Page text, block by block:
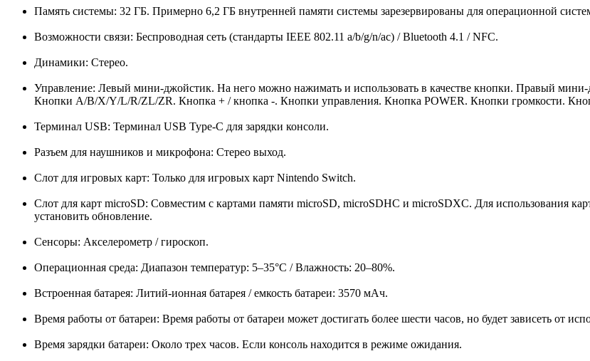
Память системы: 32 ГБ. Примерно 6,2 ГБ внутренней памяти системы зарезервированы для операционной
Возможности связи: Беспроводная сеть (стандарты IEEE 802.11 a/b/g/n/ac) / Bluetooth 4.1 / NFC.
Динамики: Стерео.
Управление: Левый мини-джойстик. На него можно нажимать и использовать в качестве кнопки. Правый
Кнопки A/B/X/Y/L/R/ZL/ZR. Кнопка + / кнопка -. Кнопки управления. Кнопка POWER. Кнопки громкости.
Терминал USB: Терминал USB Type-C для зарядки консоли.
Разъем для наушников и микрофона: Стерео выход.
Слот для игровых карт: Только для игровых карт Nintendo Switch.
Слот для карт microSD: Совместим с картами памяти microSD, microSDHC и microSDXC. Для использования
установить обновление.
Сенсоры: Акселерометр / гироскоп.
Операционная среда: Диапазон температур: 5–35°C / Влажность: 20–80%.
Встроенная батарея: Литий-ионная батарея / емкость батареи: 3570 мАч.
Время работы от батареи: Время работы от батареи может достигать более шести часов, но будет зависеть от
Время зарядки батареи: Около трех часов. Если консоль находится в режиме ожидания.